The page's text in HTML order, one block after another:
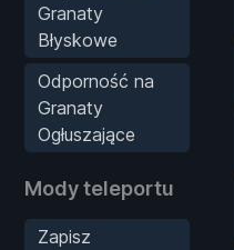
Granaty
Błyskowe
Odporność na
Granaty
Ogłuszające
Mody teleportu
Zapisz